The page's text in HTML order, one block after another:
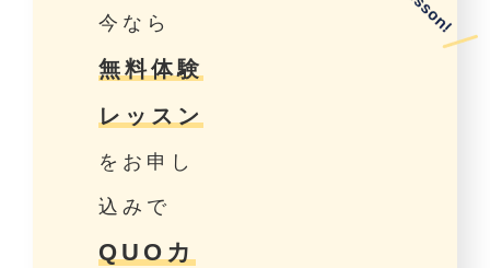
今なら
無料体験
レッスン
をお申し
込みで
QUOカ